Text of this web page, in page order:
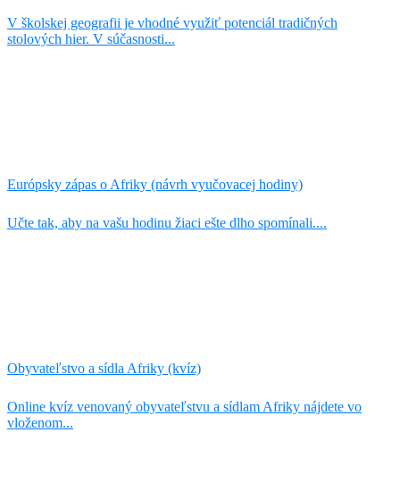
V školskej geografii je vhodné využiť potenciál tradičných
stolových hier. V súčasnosti...
Európsky zápas o Afriky (návrh vyučovacej hodiny)
Učte tak, aby na vašu hodinu žiaci ešte dlho spomínali....
Obyvateľstvo a sídla Afriky (kvíz)
Online kvíz venovaný obyvateľstvu a sídlam Afriky nájdete vo
vloženom...